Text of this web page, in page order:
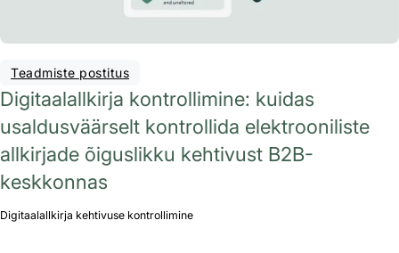
Teadmiste postitus
Digitaalallkirja kontrollimine: kuidas
usaldusväärselt kontrollida elektrooniliste
allkirjade õiguslikku kehtivust B2B-
keskkonnas
Digitaalallkirja kehtivuse kontrollimine